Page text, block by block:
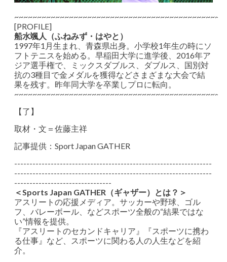
[PROFILE]
船水颯人（ふねみず・はやと）
1997年1月生まれ、青森県出身。小学校1年生の時にソ
フトテニスを始める。早稲田大学に進学後、2016年ア
ジア選手権で、ミックスダブルス、ダブルス、国別対
抗の3種目で金メダルを獲得などさまざまな大会で結
果を残す。昨年同大学を卒業しプロに転向。
【了】
取材・文＝佐藤主祥
記事提供：Sport Japan GATHER
-----------------------------------------------------------------
-----------------------------------------------------------------
--------------------------------
＜Sports Japan GATHER（ギャザー）とは？＞
アスリートの応援メディア。サッカーや野球、ゴル
フ、バレーボール、などスポーツ全般の“結果ではな
い”情報を提供。
『アスリートのセカンドキャリア』『スポーツに携わ
る仕事』など、スポーツに関わる人の人生などを紹
介。